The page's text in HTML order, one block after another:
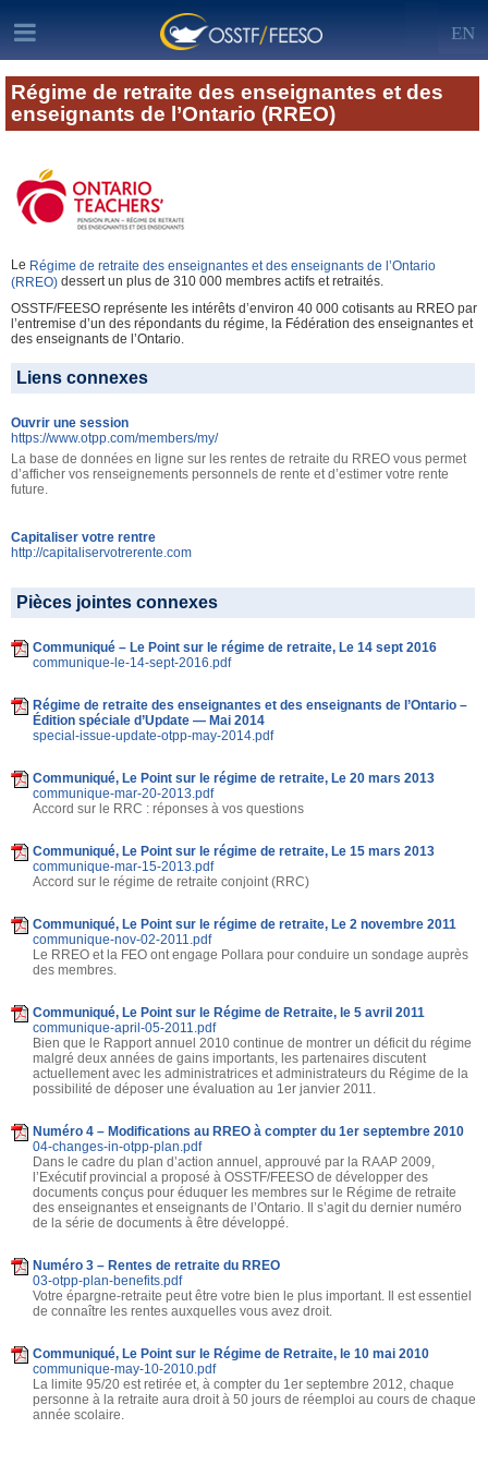
EN
Régime de retraite des enseignantes et des
enseignants de l’Ontario (RREO)
Le Régime de retraite des enseignantes et des enseignants de l’Ontario
(RREO) dessert un plus de 310 000 membres actifs et retraités.
OSSTF/FEESO représente les intérêts d’environ 40 000 cotisants au RREO par
l’entremise d’un des répondants du régime, la Fédération des enseignantes et
des enseignants de l’Ontario.
Liens connexes
Ouvrir une session
https://www.otpp.com/members/my/
La base de données en ligne sur les rentes de retraite du RREO vous permet
d’afficher vos renseignements personnels de rente et d’estimer votre rente
future.
Capitaliser votre rentre
http://capitaliservotrerente.com
Pièces jointes connexes
Communiqué – Le Point sur le régime de retraite, Le 14 sept 2016
communique-le-14-sept-2016.pdf
Régime de retraite des enseignantes et des enseignants de l’Ontario –
Édition spéciale d’Update — Mai 2014
special-issue-update-otpp-may-2014.pdf
Communiqué, Le Point sur le régime de retraite, Le 20 mars 2013
communique-mar-20-2013.pdf
Accord sur le RRC : réponses à vos questions
Communiqué, Le Point sur le régime de retraite, Le 15 mars 2013
communique-mar-15-2013.pdf
Accord sur le régime de retraite conjoint (RRC)
Communiqué, Le Point sur le régime de retraite, Le 2 novembre 2011
communique-nov-02-2011.pdf
Le RREO et la FEO ont engage Pollara pour conduire un sondage auprès
des membres.
Communiqué, Le Point sur le Régime de Retraite, le 5 avril 2011
communique-april-05-2011.pdf
Bien que le Rapport annuel 2010 continue de montrer un déficit du régime
malgré deux années de gains importants, les partenaires discutent
actuellement avec les administratrices et administrateurs du Régime de la
possibilité de déposer une évaluation au 1er janvier 2011.
Numéro 4 – Modifications au RREO à compter du 1er septembre 2010
04-changes-in-otpp-plan.pdf
Dans le cadre du plan d’action annuel, approuvé par la RAAP 2009,
l’Exécutif provincial a proposé à OSSTF/FEESO de développer des
documents conçus pour éduquer les membres sur le Régime de retraite
des enseignantes et enseignants de l’Ontario. Il s’agit du dernier numéro
de la série de documents à être développé.
Numéro 3 – Rentes de retraite du RREO
03-otpp-plan-benefits.pdf
Votre épargne-retraite peut être votre bien le plus important. Il est essentiel
de connaître les rentes auxquelles vous avez droit.
Communiqué, Le Point sur le Régime de Retraite, le 10 mai 2010
communique-may-10-2010.pdf
La limite 95/20 est retirée et, à compter du 1er septembre 2012, chaque
personne à la retraite aura droit à 50 jours de réemploi au cours de chaque
année scolaire.